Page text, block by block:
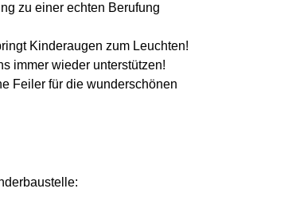
zu einer echten Berufung
Kinderaugen zum Leuchten!
immer wieder unterstützen!
Feiler für die wunderschönen